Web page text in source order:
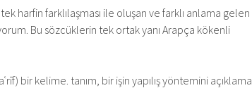
harfin farklılaşması ile oluşan ve farklı anlama gelen
Bu sözcüklerin tek ortak yanı Arapça kökenli
bir kelime. tanım, bir işin yapılış yöntemini açıklama